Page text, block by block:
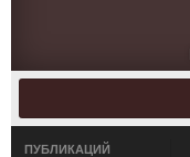
ПУБЛИКАЦИЙ